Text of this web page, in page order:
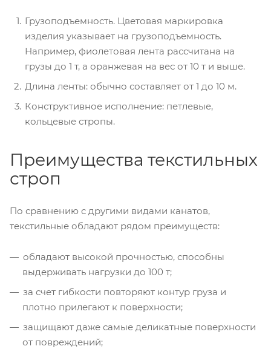
Грузоподъемность. Цветовая маркировка
изделия указывает на грузоподъемность.
Например, фиолетовая лента рассчитана на
грузы до 1 т, а оранжевая на вес от 10 т и выше.
Длина ленты: обычно составляет от 1 до 10 м.
Конструктивное исполнение: петлевые,
кольцевые стропы.
Преимущества текстильных
строп
По сравнению с другими видами канатов,
текстильные обладают рядом преимуществ:
обладают высокой прочностью, способны
выдерживать нагрузки до 100 т;
за счет гибкости повторяют контур груза и
плотно прилегают к поверхности;
защищают даже самые деликатные поверхности
от повреждений;